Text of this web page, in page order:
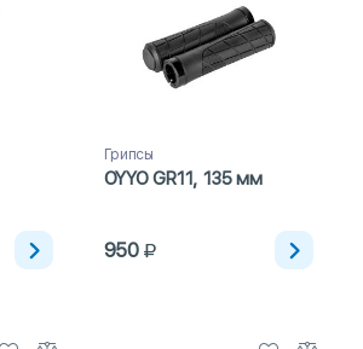
Грипсы
OYYO GR11, 135 мм
950